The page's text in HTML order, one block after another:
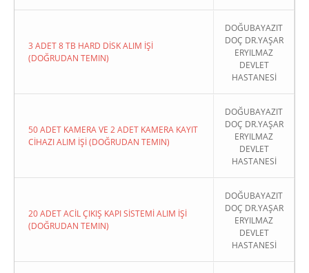
3 ADET 8 TB HARD DİSK ALIM İŞİ
(DOĞRUDAN TEMIN)
DOĞUBAYAZIT
DOÇ DR.YAŞAR
ERYILMAZ
DEVLET
HASTANESİ
50 ADET KAMERA VE 2 ADET KAMERA KAYIT
CİHAZI ALIM İŞİ (DOĞRUDAN TEMIN)
DOĞUBAYAZIT
DOÇ DR.YAŞAR
ERYILMAZ
DEVLET
HASTANESİ
20 ADET ACİL ÇIKIŞ KAPI SİSTEMİ ALIM İŞİ
(DOĞRUDAN TEMIN)
DOĞUBAYAZIT
DOÇ DR.YAŞAR
ERYILMAZ
DEVLET
HASTANESİ